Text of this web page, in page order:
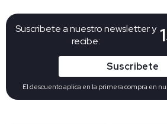
Suscribete a nuestro newsletter y
recibe:
Suscribete
El descuento aplica en la primera compra en